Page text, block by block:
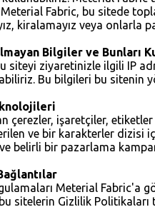
Fabric, bu sitede
kiralamayız veya onlarla
Bilgiler ve Bunları
siteyi ziyaretinizle ilgili IP
Bu bilgileri bu
çerezler, işaretçiler,
ve bir karakterler dizisi
belirli bir pazarlama
Meterial Fabric'a
sitelerin Gizlilik